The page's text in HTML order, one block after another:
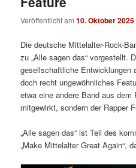
Veröffentlicht am10. Oktober 2025
Die deutsche Mittelalter-Rock-
zu „Alle sagen das“ vorgestellt.
gesellschaftliche Entwicklungen
doch recht ungewöhnliches
etwa eine andere Band aus dem
mitgewirkt, sondern der Rapper
„Alle sagen das“ ist Teil des
„Make Mittelalter Great Again“,